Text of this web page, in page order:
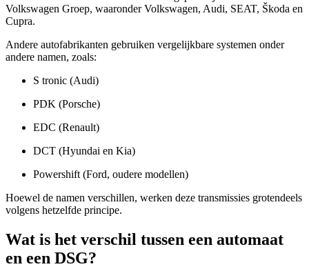
Volkswagen Groep, waaronder Volkswagen, Audi, SEAT, Škoda en
Cupra.
Andere autofabrikanten gebruiken vergelijkbare systemen onder
andere namen, zoals:
S tronic (Audi)
PDK (Porsche)
EDC (Renault)
DCT (Hyundai en Kia)
Powershift (Ford, oudere modellen)
Hoewel de namen verschillen, werken deze transmissies grotendeels
volgens hetzelfde principe.
Wat is het verschil tussen een automaat
en een DSG?